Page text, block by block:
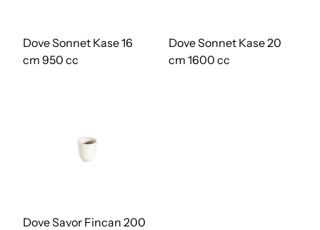
Dove Sonnet Kase 16
cm 950 cc
Dove Sonnet Kase 20
cm 1600 cc
Dove Savor Fincan 200